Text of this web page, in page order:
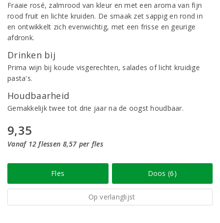
Fraaie rosé, zalmrood van kleur en met een aroma van fijn
rood fruit en lichte kruiden. De smaak zet sappig en rond in
en ontwikkelt zich evenwichtig, met een frisse en geurige
afdronk.
Drinken bij
Prima wijn bij koude visgerechten, salades of licht kruidige
pasta's.
Houdbaarheid
Gemakkelijk twee tot drie jaar na de oogst houdbaar.
9,35
Vanaf 12 flessen 8,57 per fles
Fles Doos (6)
Op verlanglijst